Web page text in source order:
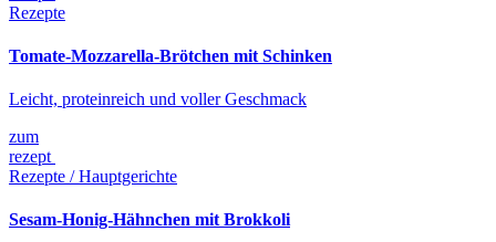
Rezepte
Tomate-Mozzarella-Brötchen mit Schinken
Leicht, proteinreich und voller Geschmack
zum
rezept
Rezepte / Hauptgerichte
Sesam-Honig-Hähnchen mit Brokkoli